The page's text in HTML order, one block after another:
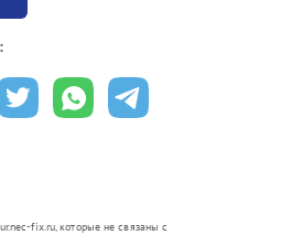
fix.ru, которые не связаны с